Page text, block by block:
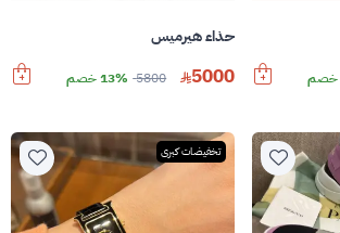
حذاء هيرميس
5000
5800 13% خصم
تخفيضات كبرى